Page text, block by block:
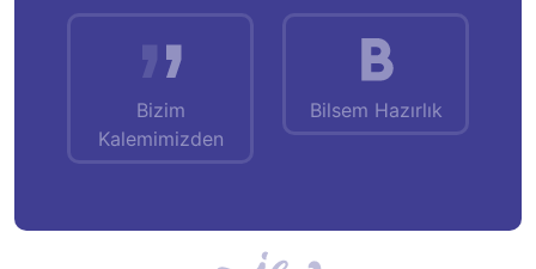
Bizim
Kalemimizden
Bilsem Hazırlık